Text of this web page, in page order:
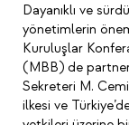
Dayanıklı ve
yönetimlerin
Kuruluşlar
(MBB) de partner
Sekreteri M.
ilkesi ve